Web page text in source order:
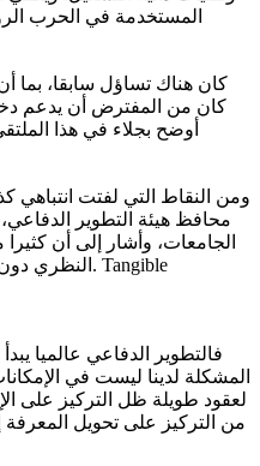
المستخدمة في الحرب
كان هناك تساؤل سابقا، بما
كان من المفترض أن يدعم
أوضح بجلاء في هذا
ومن النقاط التي لفتت انتباهي
محافظ هيئة التطوير
الجامعات، وأشار إلى أن
النظري دون أن تتحول إلى نتائج عملية ملموسة. Tangible
فالتطوير الدفاعي عالميا
المشكلة لدينا ليست في
لعقود طويلة ظل التركيز على
من التركيز على تحويل